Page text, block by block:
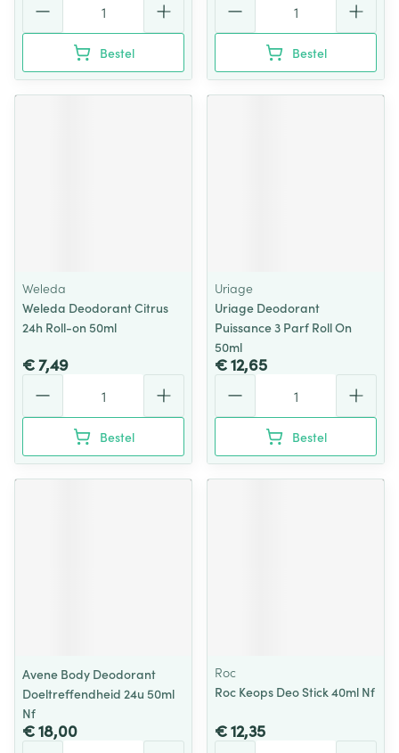
Bestel Bestel
Weleda
Weleda Deodorant Citrus
24h Roll-on 50ml
€ 7,49
Bestel
Uriage
Uriage Deodorant
Puissance 3 Parf Roll On
50ml
€ 12,65
Bestel
Avene Body Deodorant
Doeltreffendheid 24u 50ml
Nf
€ 18,00
Roc
Roc Keops Deo Stick 40ml Nf
€ 12,35